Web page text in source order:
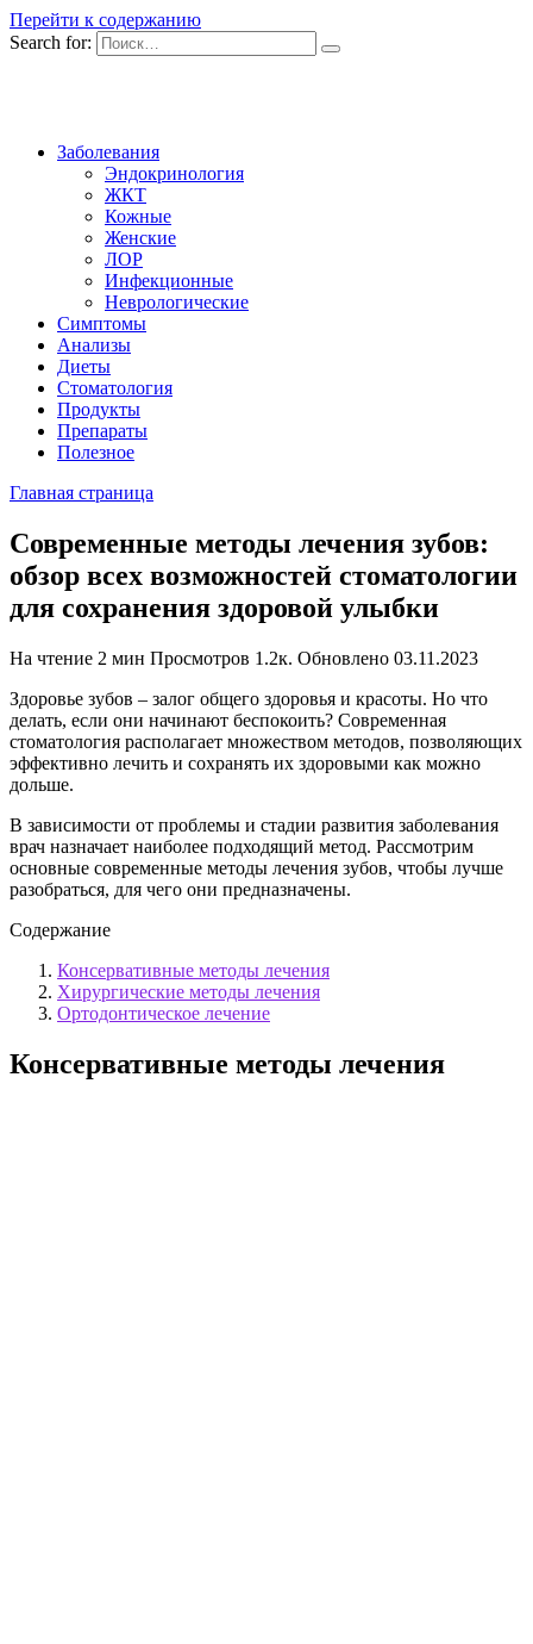
Перейти к содержанию
Search for:
Заболевания
Эндокринология
ЖКТ
Кожные
Женские
ЛОР
Инфекционные
Неврологические
Симптомы
Анализы
Диеты
Стоматология
Продукты
Препараты
Полезное
Главная страница
Современные методы лечения зубов:
обзор всех возможностей стоматологии
для сохранения здоровой улыбки
На чтение 2 мин Просмотров 1.2к. Обновлено 03.11.2023
Здоровье зубов – залог общего здоровья и красоты. Но что
делать, если они начинают беспокоить? Современная
стоматология располагает множеством методов, позволяющих
эффективно лечить и сохранять их здоровыми как можно
дольше.
В зависимости от проблемы и стадии развития заболевания
врач назначает наиболее подходящий метод. Рассмотрим
основные современные методы лечения зубов, чтобы лучше
разобраться, для чего они предназначены.
Содержание
Консервативные методы лечения
Хирургические методы лечения
Ортодонтическое лечение
Консервативные методы лечения